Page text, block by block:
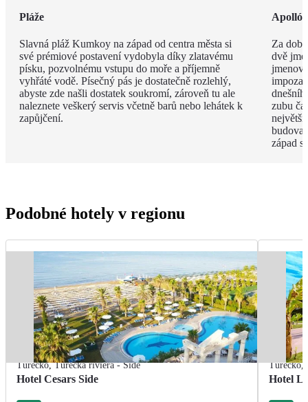
Pláže
Slavná pláž Kumkoy na západ od centra města si
své prémiové postavení vydobyla díky zlatavému
písku, pozvolnému vstupu do moře a příjemně
vyhřáté vodě. Písečný pás je dostatečně rozlehlý,
abyste zde našli dostatek soukromí, zároveň tu ale
naleznete veškerý servis včetně barů nebo lehátek k
zapůjčení.
Za dob
dvě
zubu
největší
budova
západ
Podobné hotely v regionu
Turecko,Turecká riviéra - Side
Hotel Cesars Side
Turecko,
Hotel